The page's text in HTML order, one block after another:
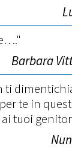
Barbara
ti
te in
tuoi